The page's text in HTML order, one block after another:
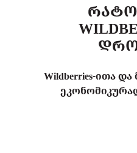
Wildberries-ითა